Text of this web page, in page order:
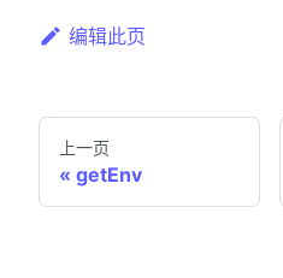
编辑此页
上一页
getEnv